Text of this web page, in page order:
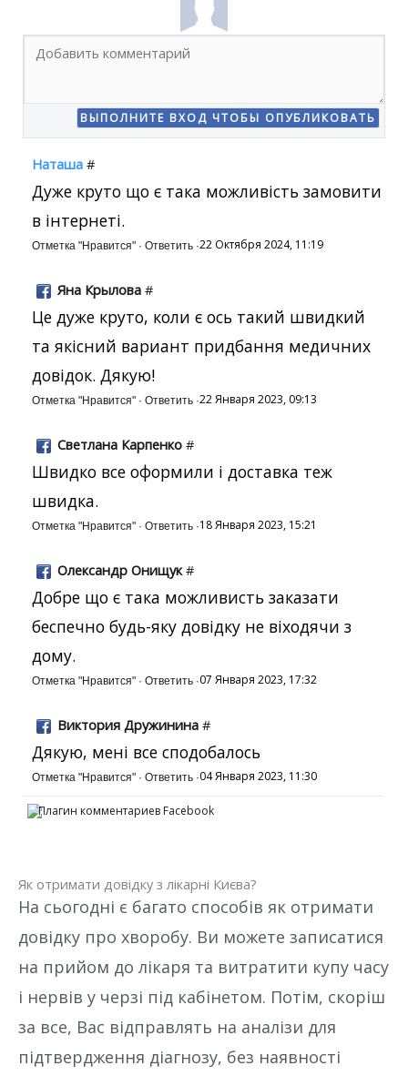
Наташа #
Дуже круто що є така можливість замовити
в інтернеті.
Отметка "Нравится" · Ответить ·22 Октября 2024, 11:19
Яна Крылова #
Це дуже круто, коли є ось такий швидкий
та якісний вариант придбання медичних
довідок. Дякую!
Отметка "Нравится" · Ответить ·22 Января 2023, 09:13
Светлана Карпенко #
Швидко все оформили і доставка теж
швидка.
Отметка "Нравится" · Ответить ·18 Января 2023, 15:21
Олександр Онищук #
Добре що є така можливисть заказати
беспечно будь-яку довідку не віходячи з
дому.
Отметка "Нравится" · Ответить ·07 Января 2023, 17:32
Виктория Дружинина #
Дякую, мені все сподобалось
Отметка "Нравится" · Ответить ·04 Января 2023, 11:30
Плагин комментариев Facebook
Як отримати довідку з лікарні Києва?
На сьогодні є багато способів як отримати
довідку про хворобу. Ви можете записатися
на прийом до лікаря та витратити купу часу
і нервів у черзі під кабінетом. Потім, скоріш
за все, Вас відправлять на аналізи для
підтвердження діагнозу, без наявності